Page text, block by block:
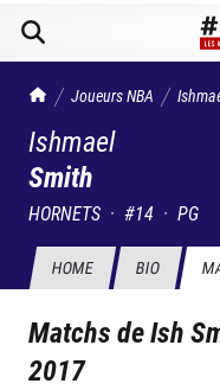
TrashTalk Actu NBA
Joueurs NBA
Ishmael
Smith
HORNETS · #14 · PG
HOME BIO
Matchs deIsh
2017